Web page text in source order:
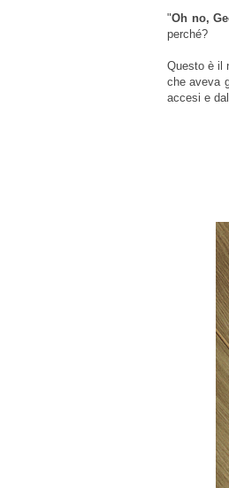
"Oh no,
perché?
Questo è il
che aveva
accesi e